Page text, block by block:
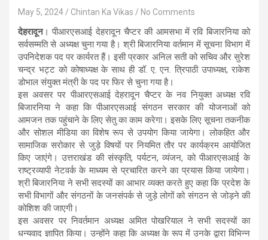
May 5, 2024 Chintan Ka Vikas No Comments
देहरादून। पीआरएसआई देहरादून चैप्टर की आमसभा में रवि बिजारनिया को
सर्वसम्मति से अध्यक्ष चुना गया है। श्री बिजारनिया वर्तमान में सूचना विभाग में
उपनिदेशक पद पर कार्यरत हैं। इसी प्रकार अनिल सती को सचिव और सुरेश
चन्द्र भट्ट को कोषाध्यक्ष के साथ ही डॉ. ए. एन. त्रिपाठी उपाध्यक्ष, राकेश
डोभाल संयुक्त मंत्री के पद पर फिर से चुना गया है।
इस अवसर पर पीआरएसआई देहरादून चैप्टर के नव नियुक्त अध्यक्ष रवि
बिजारनिया ने कहा कि पीआरएसआई संगठन सरकार की योजनाओं को
आमजन तक पहुंचाने के लिए सेतु का काम करेगा। इसके लिए सूचना तकनीक
और सोशल मीडिया का विशेष रूप से उपयोग किया जायेगा। लोकहित और
सामाजिक सरोकार से जुड़े विषयों पर नियमित तौर पर कार्यक्रम आयोजित
किए जाएंगे। उत्तराखंड की संस्कृति, पर्यटन, व्यंजन, को पीआरएसआई के
राष्ट्रव्यापी नेटवर्क के माध्यम से प्रचारित करने का प्रयास किया जायेगा।
श्री बिजारनिया ने सभी सदस्यों का आभार व्यक्त करते हुए कहा कि प्रदेश के
सभी विभागों और संगठनों के जनसंपर्क से जुड़े लोगों को संगठन से जोड़ने की
कोशिश की जाएगी।
इस अवसर पर निवर्तमान अध्यक्ष अमित पोखरियाल ने सभी सदस्यों का
धन्यवाद ज्ञापित किया। उन्होंने कहा कि अध्यक्ष के रूप में उनके द्वारा विभिन्न